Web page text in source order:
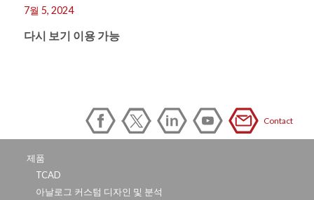
7월 5, 2024
다시 보기 이용 가능
Contact
제품
TCAD
아날로그 커스텀 디자인 및 분석